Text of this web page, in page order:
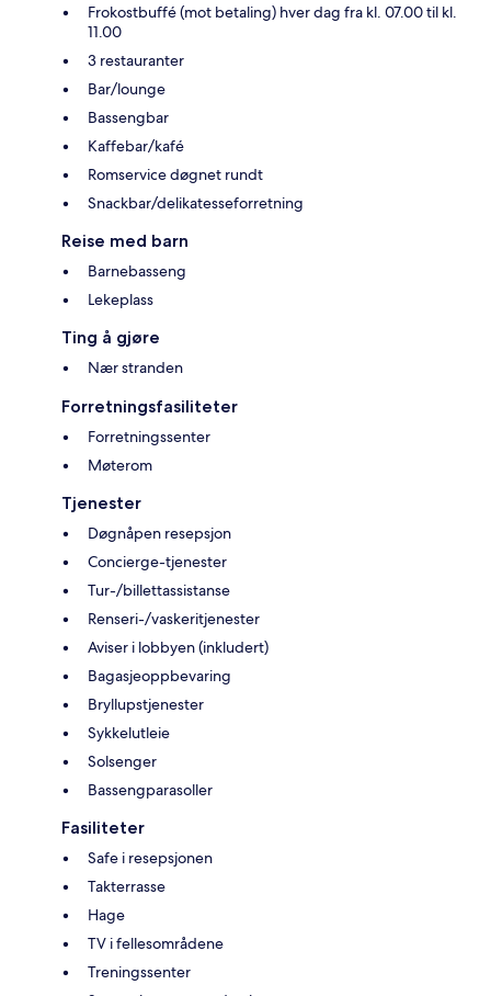
Frokostbuffé (mot betaling) hver dag fra kl. 07.00 til kl.
11.00
3 restauranter
Bar/lounge
Bassengbar
Kaffebar/kafé
Romservice døgnet rundt
Snackbar/delikatesseforretning
Reise med barn
Barnebasseng
Lekeplass
Ting å gjøre
Nær stranden
Forretningsfasiliteter
Forretningssenter
Møterom
Tjenester
Døgnåpen resepsjon
Concierge-tjenester
Tur-/billettassistanse
Renseri-/vaskeritjenester
Aviser i lobbyen (inkludert)
Bagasjeoppbevaring
Bryllupstjenester
Sykkelutleie
Solsenger
Bassengparasoller
Fasiliteter
Safe i resepsjonen
Takterrasse
Hage
TV i fellesområdene
Treningssenter